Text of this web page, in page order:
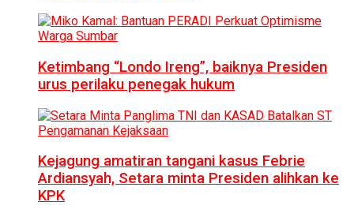
Ketimbang “Londo Ireng”, baiknya Presiden
urus perilaku penegak hukum
Kejagung amatiran tangani kasus Febrie
Ardiansyah, Setara minta Presiden alihkan ke
KPK